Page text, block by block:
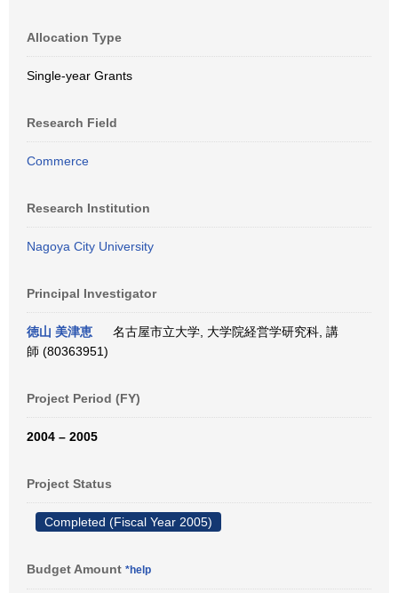
Allocation Type
Single-year Grants
Research Field
Commerce
Research Institution
Nagoya City University
Principal Investigator
徳山 美津恵
名古屋市立大学, 大学院経営学研究科, 講
師 (80363951)
Project Period (FY)
2004 – 2005
Project Status
Completed (Fiscal Year 2005)
Budget Amount *help